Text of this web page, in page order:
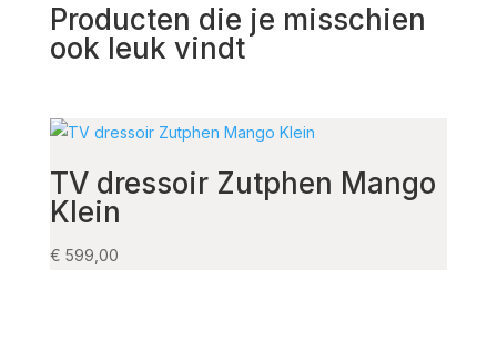
Producten die je misschien
ook leuk vindt
TV dressoir Zutphen Mango
Klein
€ 599,00